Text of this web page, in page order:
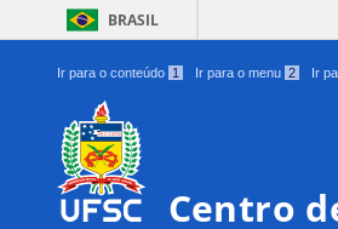
BRASIL
Ir para o conteúdo 1 Ir para o menu 2 Ir
Centro